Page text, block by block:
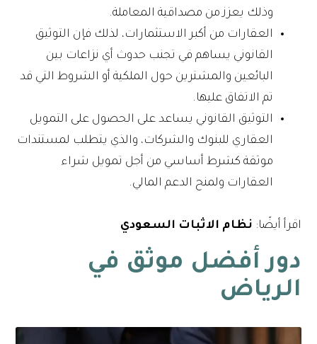
وذلك يعزز من مصداقية المعاملة.
العقارات من أكبر الاستثمارات، لذلك فإن التوثيق
القانوني يساهم في تجنب حدوث أي نزاعات بين
البائعين والمشترين حول الملكية أو الشروط التي قد
تم الاتفاق عليها.
التوثيق القانوني يساعد على الحصول على التمويل
العقاري للبنوك والشركات، والذي يتطلب لمستندات
موثقة كشرط أساسي من أجل تمويل شراء
العقارات ولمنح الدعم المالي.
اقرأ أيضًا: نظام الاثبات السعودي
دور أفضل موثق في
الرياض